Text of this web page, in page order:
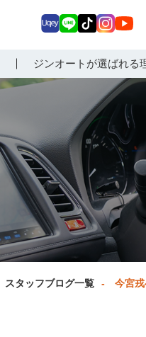
ジンオートが選ばれる
ey E
Tokagr
am
uT
ub
スタッフブログ一覧 今宮